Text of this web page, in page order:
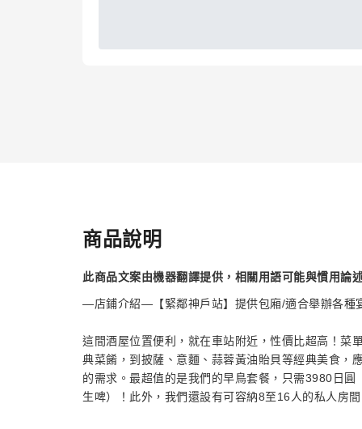
商品說明
此商品文案由機器翻譯提供，相關用語可能與慣用論
—店鋪介紹—【緊鄰神戶站】提供包廂/適合舉辦各種
這間酒屋位置便利，就在車站附近，性價比超高！菜
典菜餚，到披薩、意麵、蒜蓉黃油貽貝等經典美食，
的需求。最超值的是我們的早鳥套餐，只需3980日
生啤）！此外，我們還設有可容納8至16人的私人房